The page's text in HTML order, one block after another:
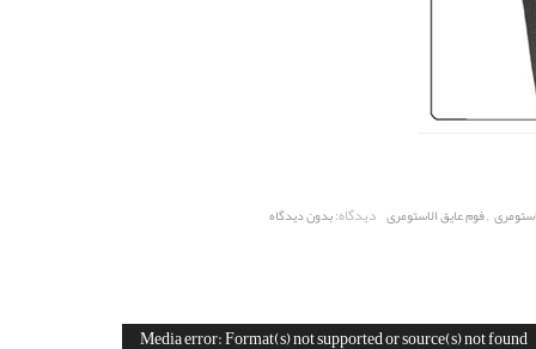
,فوم عایق الاستومری دیدگاه:بدون دیدگاه
Media error: Format(s) not supported or source(s) not found